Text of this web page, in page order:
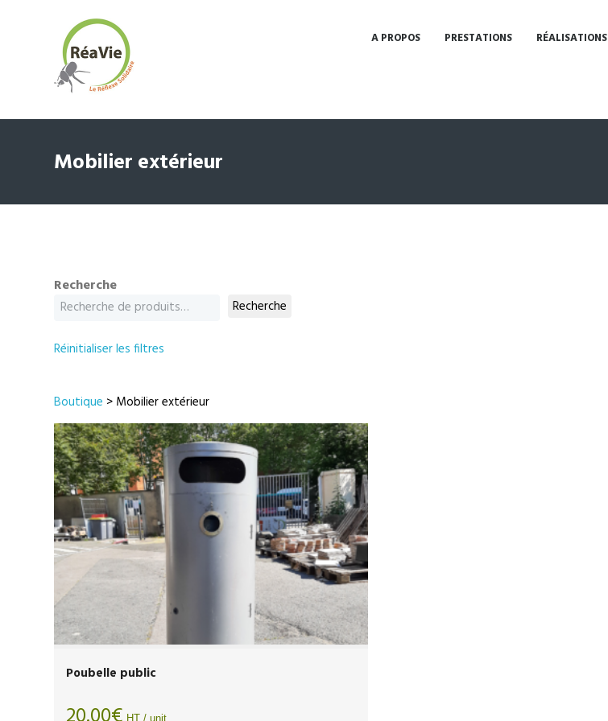
A PROPOS PRESTATIONS RÉALISATIONS
Mobilier extérieur
Recherche
Recherche
Réinitialiser les filtres
Boutique > Mobilier extérieur
Poubelle public
HT / unit